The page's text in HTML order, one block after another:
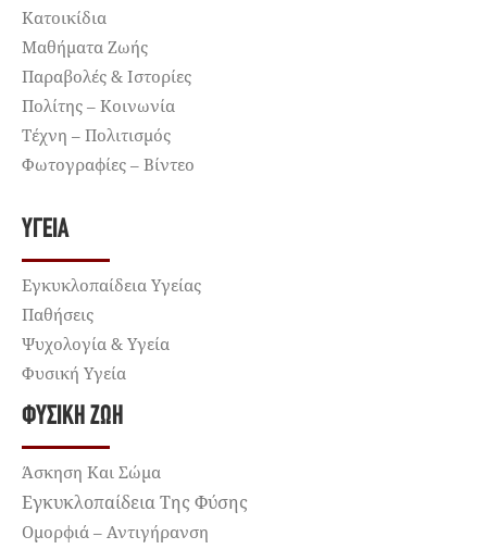
Κατοικίδια
Μαθήματα Ζωής
Παραβολές & Ιστορίες
Πολίτης – Κοινωνία
Τέχνη – Πολιτισμός
Φωτογραφίες – Βίντεο
ΥΓΕΊΑ
Εγκυκλοπαίδεια Υγείας
Παθήσεις
Ψυχολογία & Υγεία
Φυσική Υγεία
ΦΥΣΙΚΉ ΖΩΉ
Άσκηση Και Σώμα
Εγκυκλοπαίδεια Της Φύσης
Ομορφιά – Αντιγήρανση